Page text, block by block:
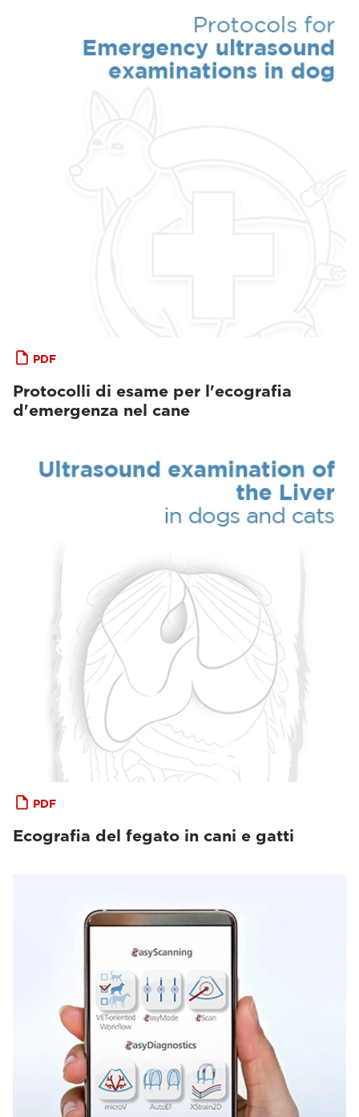
PDF
Protocolli di esame per l'ecografia
d'emergenza nel cane
PDF
Ecografia del fegato in cani e gatti